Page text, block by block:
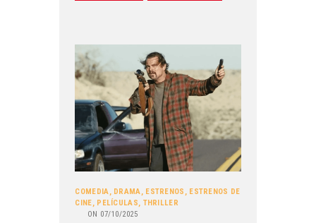
COMEDIA, DRAMA, ESTRENOS , ESTRENOS DE
CINE, PELÍCULAS, THRILLER
ON 07/10/2025